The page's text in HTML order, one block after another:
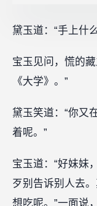
黛玉道：“手上什
宝玉见问，慌的
《大学》。”
黛玉笑道：“你又
着呢。”
宝玉道：“好妹妹
歹别告诉别人去
想吃呢。”一面说